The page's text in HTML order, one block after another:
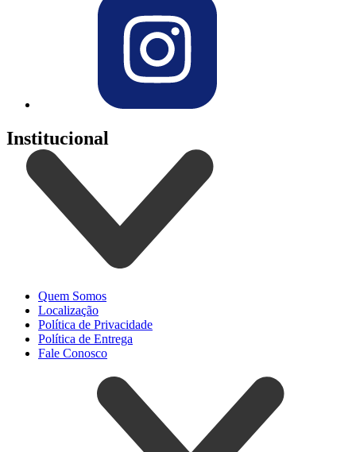
Institucional
Quem Somos
Localização
Política de Privacidade
Política de Entrega
Fale Conosco